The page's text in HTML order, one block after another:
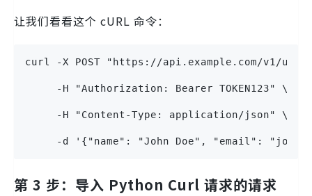
让我们看看这个 cURL 命令：
curl -X POST "https://api.example.com/v1/
     -H "Authorization: Bearer TOKEN123" \
     -H "Content-Type: application/json" \
-d '{"name": "John Doe", "email":
第 3 步：导入 Python Curl 请求的请求